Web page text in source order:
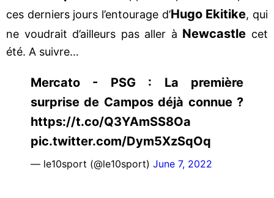
ces derniers jours l’entourage d’Hugo Ekitike, qui
ne voudrait d’ailleurs pas aller à Newcastle cet
été. A suivre…
Mercato - PSG : La première
surprise de Campos déjà connue ?
https://t.co/Q3YAmSS8Oa
pic.twitter.com/Dym5XzSqOq
— le10sport (@le10sport) June 7, 2022